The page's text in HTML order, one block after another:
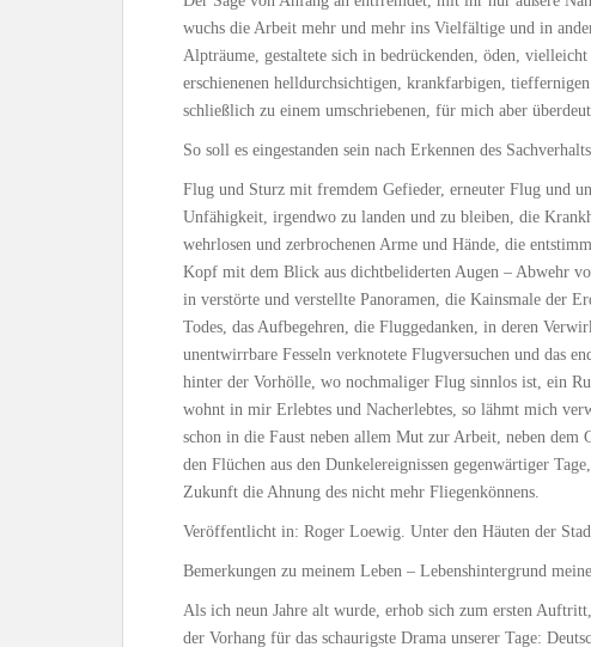
wuchs die Arbeit mehr und mehr ins Vielfältige und in
Alpträume, gestaltete sich in bedrückenden, öden,
erschienenen helldurchsichtigen, krankfarbigen,
schließlich zu einem umschriebenen, für mich aber
So soll es eingestanden sein nach Erkennen des
Flug und Sturz mit fremdem Gefieder, erneuter Flug und
Unfähigkeit, irgendwo zu landen und zu bleiben, die
wehrlosen und zerbrochenen Arme und Hände, die
Kopf mit dem Blick aus dichtbeliderten Augen – Abwehr
in verstörte und verstellte Panoramen, die Kainsmale der
Todes, das Aufbegehren, die Fluggedanken, in deren
unentwirrbare Fesseln verknotete Flugversuchen und das
hinter der Vorhölle, wo nochmaliger Flug sinnlos ist, ein
wohnt in mir Erlebtes und Nacherlebtes, so lähmt mich
schon in die Faust neben allem Mut zur Arbeit, neben
den Flüchen aus den Dunkelereignissen gegenwärtiger
Zukunft die Ahnung des nicht mehr Fliegenkönnens.
Veröffentlicht in: Roger Loewig. Unter den Häuten der
Bemerkungen zu meinem Leben – Lebenshintergrund
Als ich neun Jahre alt wurde, erhob sich zum ersten
der Vorhang für das schaurigste Drama unserer Tage: